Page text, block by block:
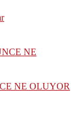
NE OLUYOR